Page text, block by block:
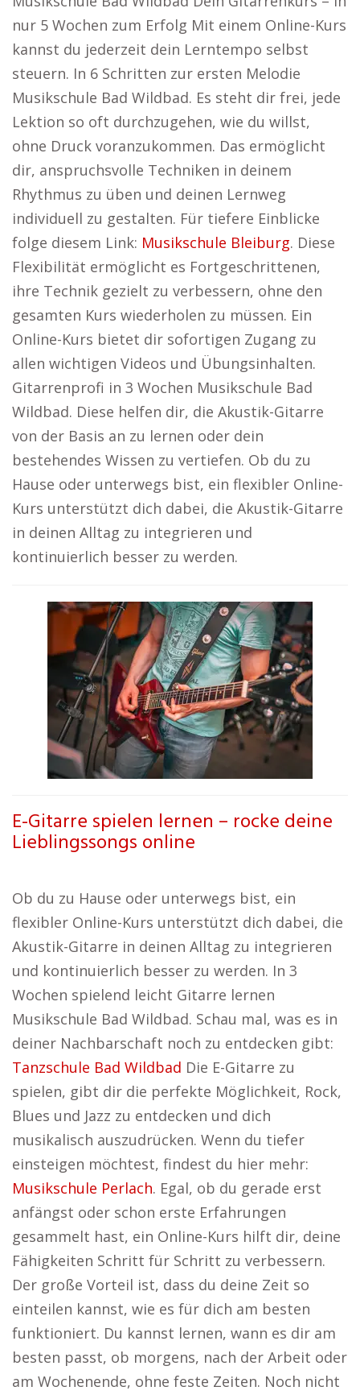
nur 5 Wochen zum Erfolg Mit einem Online-Kurs
kannst du jederzeit dein Lerntempo selbst
steuern. In 6 Schritten zur ersten Melodie
Musikschule Bad Wildbad. Es steht dir frei, jede
Lektion so oft durchzugehen, wie du willst,
ohne Druck voranzukommen. Das ermöglicht
dir, anspruchsvolle Techniken in deinem
Rhythmus zu üben und deinen Lernweg
individuell zu gestalten. Für tiefere Einblicke
folge diesem Link: Musikschule Bleiburg. Diese
Flexibilität ermöglicht es Fortgeschrittenen,
ihre Technik gezielt zu verbessern, ohne den
gesamten Kurs wiederholen zu müssen. Ein
Online-Kurs bietet dir sofortigen Zugang zu
allen wichtigen Videos und Übungsinhalten.
Gitarrenprofi in 3 Wochen Musikschule Bad
Wildbad. Diese helfen dir, die Akustik-Gitarre
von der Basis an zu lernen oder dein
bestehendes Wissen zu vertiefen. Ob du zu
Hause oder unterwegs bist, ein flexibler Online-
Kurs unterstützt dich dabei, die Akustik-Gitarre
in deinen Alltag zu integrieren und
kontinuierlich besser zu werden.
E-Gitarre spielen lernen – rocke deine
Lieblingssongs online
Ob du zu Hause oder unterwegs bist, ein
flexibler Online-Kurs unterstützt dich dabei, die
Akustik-Gitarre in deinen Alltag zu integrieren
und kontinuierlich besser zu werden. In 3
Wochen spielend leicht Gitarre lernen
Musikschule Bad Wildbad. Schau mal, was es in
deiner Nachbarschaft noch zu entdecken gibt:
Tanzschule Bad Wildbad Die E-Gitarre zu
spielen, gibt dir die perfekte Möglichkeit, Rock,
Blues und Jazz zu entdecken und dich
musikalisch auszudrücken. Wenn du tiefer
einsteigen möchtest, findest du hier mehr:
Musikschule Perlach. Egal, ob du gerade erst
anfängst oder schon erste Erfahrungen
gesammelt hast, ein Online-Kurs hilft dir, deine
Fähigkeiten Schritt für Schritt zu verbessern.
Der große Vorteil ist, dass du deine Zeit so
einteilen kannst, wie es für dich am besten
funktioniert. Du kannst lernen, wann es dir am
besten passt, ob morgens, nach der Arbeit oder
am Wochenende, ohne feste Zeiten. Noch nicht